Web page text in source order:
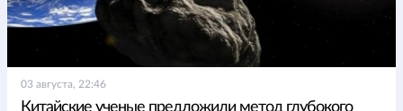
03 августа, 22:46